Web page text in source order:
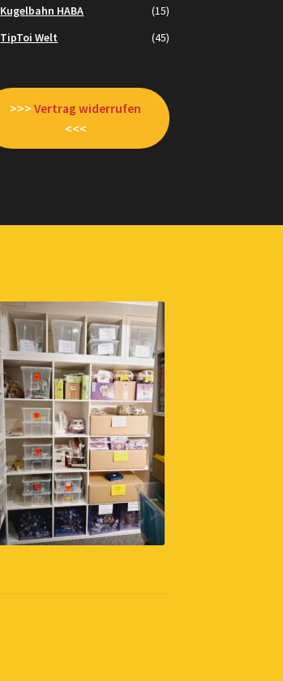
Kugelbahn HABA
(15)
TipToi Welt
(45)
>>>Vertrag widerrufen
<<<